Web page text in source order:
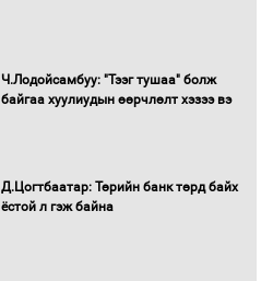
худалдан авах журмыг баталлаа
Бүх шатанд хэмнэлтийн горимд
Ч.Лодойсамбуу: "Тээг тушаа" болж
байгаа хуулиудын өөрчлөлт хэзээ вэ
Д.Цогтбаатар: Төрийн банк төрд байх
ёстой л гэж байна